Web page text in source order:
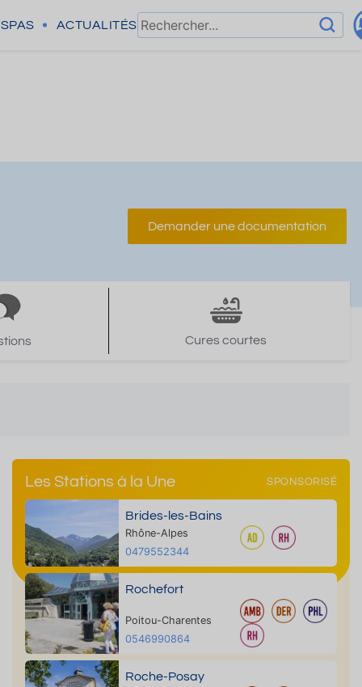
SPAS ACTUALITÉS
Demander une documentation
Cures courtes
Les Stations à la Une SPONSORISÉ
Brides-les-Bains
Rhône-Alpes
0479552344
Rochefort
Poitou-Charentes
0546990864
Roche-Posay